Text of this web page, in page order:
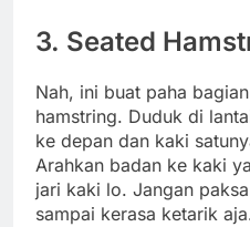
3. Seated
Nah, ini buat paha
hamstring. Duduk di
ke depan dan kaki
Arahkan badan ke kaki
jari kaki lo. Jangan
sampai kerasa ketarik